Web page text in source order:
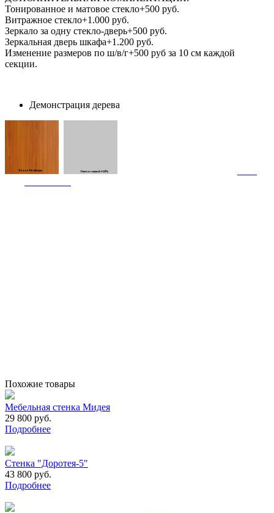
Тонированное и матовое стекло+500 руб.
Витражное стекло+1.000 руб.
Зеркало за одну стекло-дверь+500 руб.
Зеркальная дверь шкафа+1.200 руб.
Изменение размеров по ш/в/г+500 руб за 10 см каждой
секции.
Демонстрация дерева
Похожие товары
Мебельная стенка Мидея
29 800 руб.
Подробнее
Стенка "Доротея-5"
43 800 руб.
Подробнее